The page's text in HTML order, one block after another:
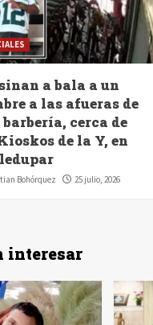
a bala a un
a las afueras de
cerca de
de la Y, en
Bohórquez 25 julio, 2026
interesar